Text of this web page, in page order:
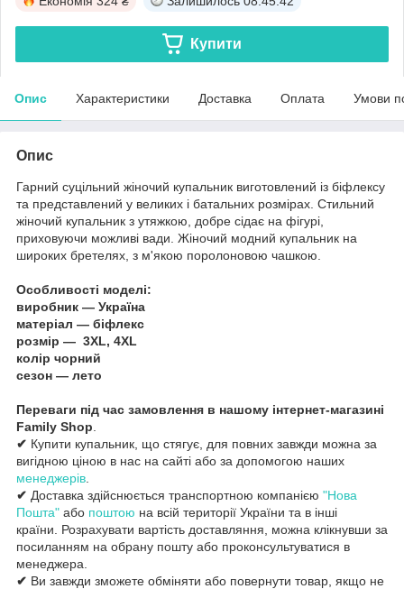
Купити
Опис Характеристики Доставка Оплата Умови
Опис
Гарний суцільний жіночий купальник виготовлений із біфлексу
та представлений у великих і батальних розмірах. Стильний
жіночий купальник з утяжкою, добре сідає на фігурі,
приховуючи можливі вади. Жіночий модний купальник на
широких бретелях, з м'якою поролоновою чашкою.
Особливості моделі:
виробник — Україна
матеріал — біфлекс
розмір — 3XL, 4XL
колір чорний
сезон — лето
Переваги під час замовлення в нашому інтернет-магазині
Family Shop
✔ Купити купальник, що стягує, для повних завжди можна за
вигідною ціною в нас на сайті або за допомогою наших
менеджерів
✔ Доставка здійснюється транспортною компанією "Нова
Пошта" або поштою на всій території України та в інші
країни. Розрахувати вартість доставляння, можна клікнувши за
посиланням на обрану пошту або проконсультуватися в
менеджера.
✔ Ви завжди зможете обміняти або повернути товар, якщо не